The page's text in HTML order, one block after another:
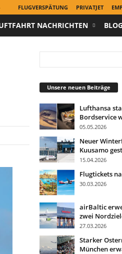
FLUGVERSPÄTUNG PRIVATJET
NACHRICHTEN BLOG
Unsere neuen Beiträge
Lufthansa
Bordservice
05.05.2026
Neuer
Kuusamo
15.04.2026
Flugtickets
30.03.2026
airBaltic
zwei
27.03.2026
Starker
München